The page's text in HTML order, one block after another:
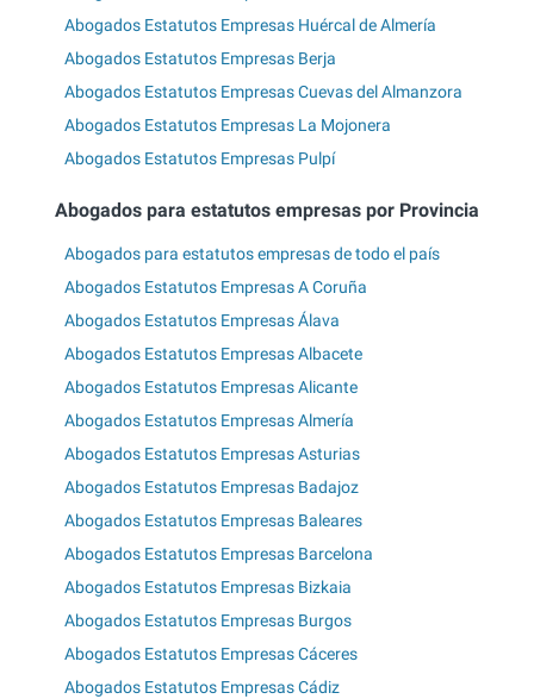
Abogados Estatutos Empresas Huércal de Almería
Abogados Estatutos Empresas Berja
Abogados Estatutos Empresas Cuevas del Almanzora
Abogados Estatutos Empresas La Mojonera
Abogados Estatutos Empresas Pulpí
Abogados para estatutos empresas por Provincia
Abogados para estatutos empresas de todo el país
Abogados Estatutos Empresas A Coruña
Abogados Estatutos Empresas Álava
Abogados Estatutos Empresas Albacete
Abogados Estatutos Empresas Alicante
Abogados Estatutos Empresas Almería
Abogados Estatutos Empresas Asturias
Abogados Estatutos Empresas Badajoz
Abogados Estatutos Empresas Baleares
Abogados Estatutos Empresas Barcelona
Abogados Estatutos Empresas Bizkaia
Abogados Estatutos Empresas Burgos
Abogados Estatutos Empresas Cáceres
Abogados Estatutos Empresas Cádiz